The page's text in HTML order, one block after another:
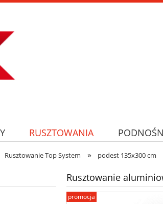
RUSZTOWANIA
Rusztowanie Top System » podest 135x300 cm
Rusztowanie
promocja